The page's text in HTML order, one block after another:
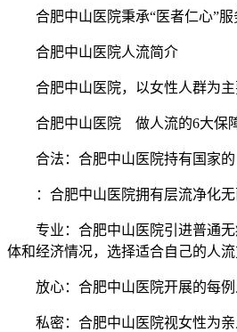
合肥中山医院秉承“医者仁心”服
合肥中山医院人流简介
合肥中山医院，以女性人群为主
合肥中山医院 做人流的6大保
合法：合肥中山医院持有国家的
：合肥中山医院拥有层流净化无
专业：合肥中山医院引进普通无
体和经济情况，选择适合自己的人流
放心：合肥中山医院开展的每例
私密：合肥中山医院视女性为亲